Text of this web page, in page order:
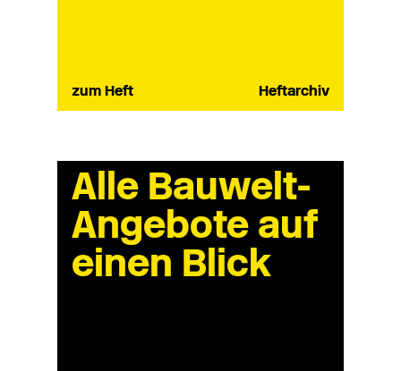
zum Heft Heftarchiv
Alle Bauwelt-
Angebote auf
einen Blick